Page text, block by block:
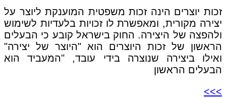
זכות יוצרים הינה זכות משפטית המוענקת ליוצר על
יצירה מקורית, ומאפשרת לו זכויות בלעדיות לשימוש
ולהפצה של היצירה. החוק בישראל קובע כי הבעלים
הראשון של זכות היוצרים הוא "היוצר של יצירה"
ואילו ביצירה שנוצרה בידי עובד, "המעביד הוא
הבעלים הראשון
>>>